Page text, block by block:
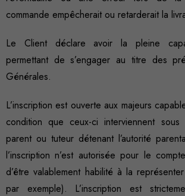
commande empêcherait ou retarderait la
Le Client déclare avoir la pleine
permettant de s’engager au titre des
Générales.
L’inscription est ouverte aux majeurs
condition que ceux-ci interviennent
parent ou tuteur détenant l’autorité
l’inscription n’est autorisée pour le
d’être valablement habilité à la
par exemple). L’inscription est
en est fait.
à
certaines
du site
afin qu'il
mieux